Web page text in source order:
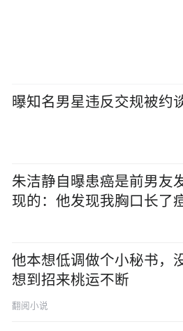
曝知名男星违反交规被约
朱洁静自曝患癌是前男友
现的：他发现我胸口长了
他本想低调做个小秘书，
想到招来桃运不断
翻阅小说